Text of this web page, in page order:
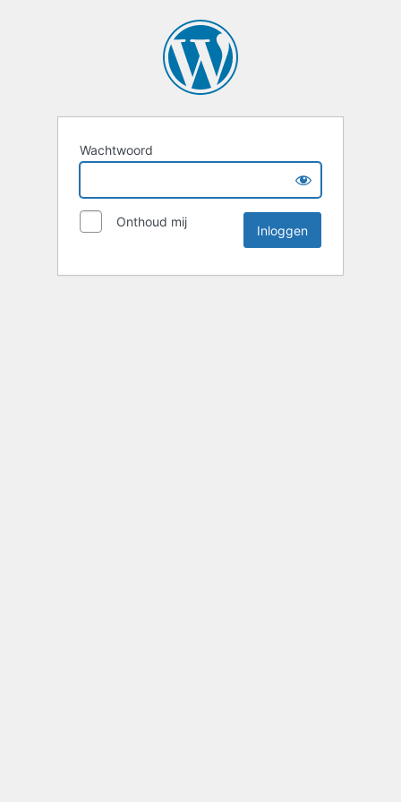
Wachtwoord
Onthoud mij